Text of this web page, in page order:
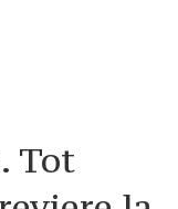
Tot